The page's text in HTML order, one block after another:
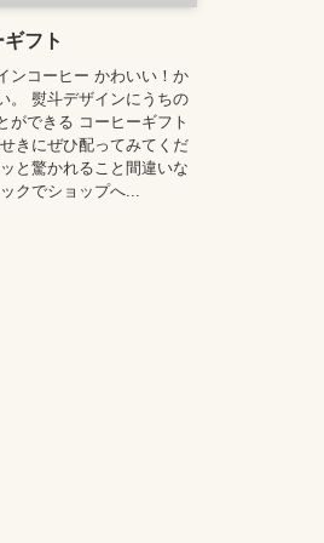
フト
ンコーヒー かわいい！か
。 熨斗デザインにうちの
ができる コーヒーギフト
きにぜひ配ってみてくだ
と驚かれること間違いな
クでショップへ...